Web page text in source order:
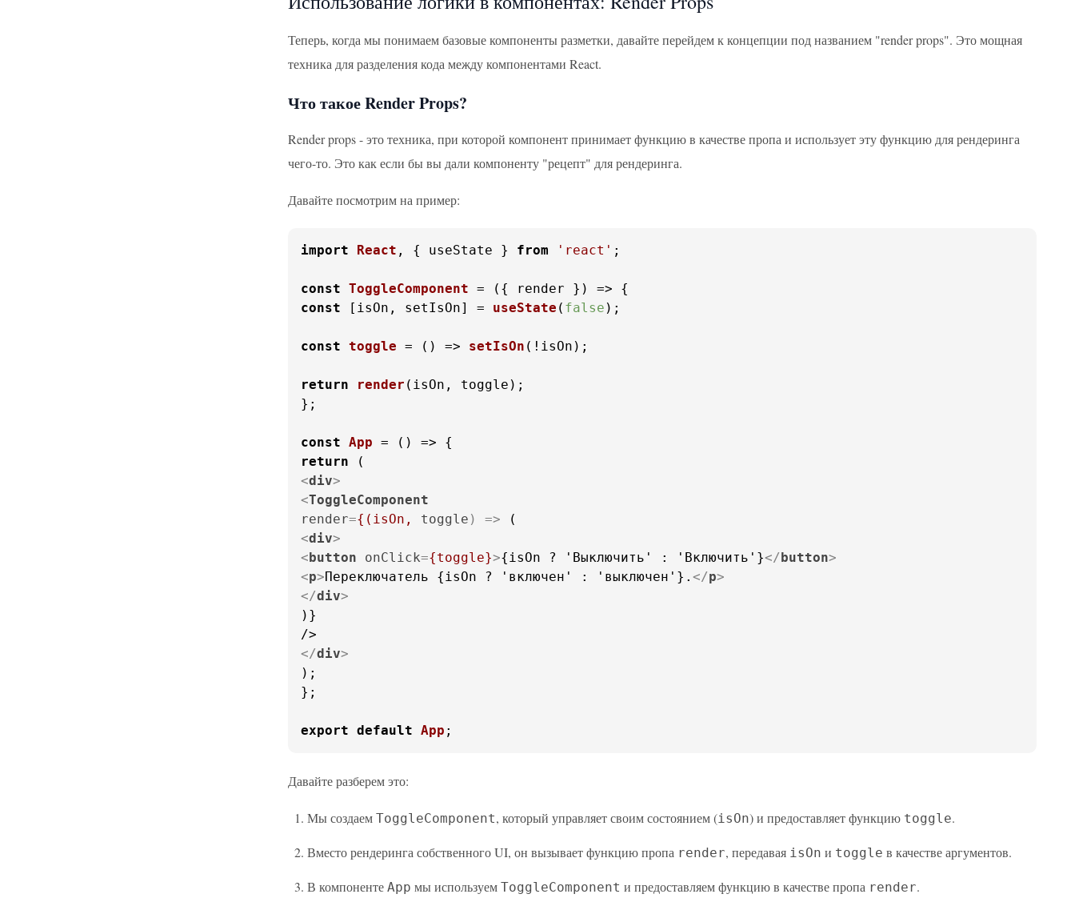
Теперь, когда мы понимаем базовые компоненты разметки, давайте перейдем к концепции под названием "render props". Это мощная
техника для разделения кода между компонентами React.
Что такое Render Props?
Render props - это техника, при которой компонент принимает функцию в качестве пропа и использует эту функцию для рендеринга
чего-то. Это как если бы вы дали компоненту "рецепт" для рендеринга.
Давайте посмотрим на пример:
import React , { useState } from 'react' ;
const ToggleComponent = ( { render }
const [isOn, setIsOn] = useState ( false );
const toggle = ( ) => setIsOn (!isOn);
return render (isOn, toggle);
};
const App = (
return
<div>
<ToggleComponent
render={(isOn, toggle ) =>
<div>
<button onClick={toggle}>{isOn ? 'Выключить' : 'Включить'}</button>
<p>Переключатель {isOn ? 'включен' : 'выключен'}. </p>
</div>
)}
</div>
);
};
export default App ;
Давайте разберем это:
Мы создаем ToggleComponent, который управляет своим состоянием (isOn) и предоставляет функцию toggle.
Вместо рендеринга собственного UI, он вызывает функцию пропа render, передавая isOn и toggle в качестве аргументов.
В компоненте App мы используем ToggleComponent и предоставляем функцию в качестве пропа render.